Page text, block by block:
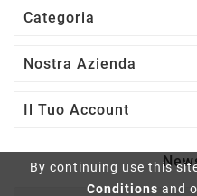
By continuing use this
Conditions and
Categoria
Nostra Azienda
Il Tuo Account